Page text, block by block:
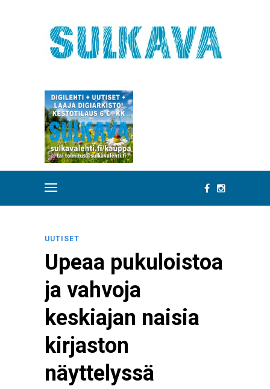
UUTISET
Upeaa pukuloistoa
ja vahvoja
keskiajan naisia
kirjaston
näyttelyssä